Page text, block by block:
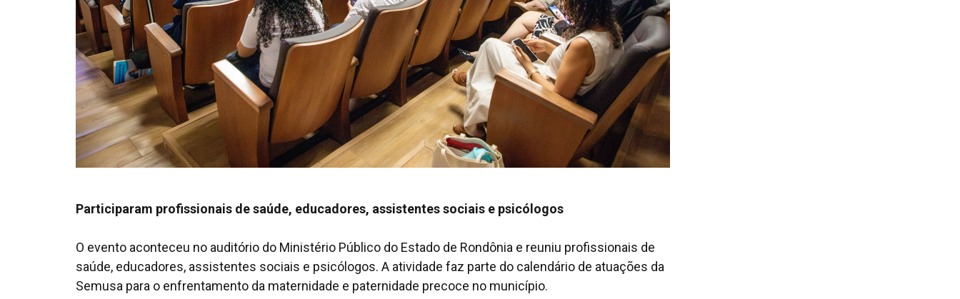
Participaram profissionais de saúde, educadores, assistentes sociais e psicólogos
O evento aconteceu no auditório do Ministério Público do Estado de Rondônia e reuniu profissionais de
saúde, educadores, assistentes sociais e psicólogos. A atividade faz parte do calendário de atuações da
Semusa para o enfrentamento da maternidade e paternidade precoce no município.